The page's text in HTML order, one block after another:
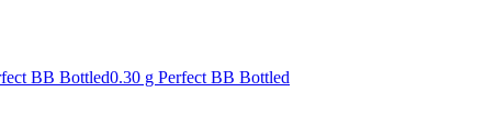
BB Bottled0.30 g Perfect BB Bottled